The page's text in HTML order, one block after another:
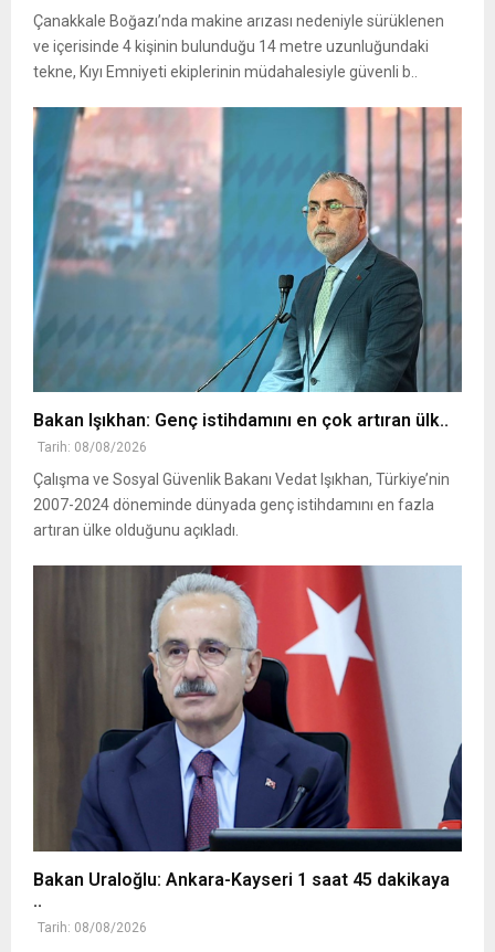
Çanakkale Boğazı’nda makine arızası nedeniyle sürüklenen
ve içerisinde 4 kişinin bulunduğu 14 metre uzunluğundaki
tekne, Kıyı Emniyeti ekiplerinin müdahalesiyle güvenli b..
Bakan Işıkhan: Genç istihdamını en çok artıran ülk..
Tarih: 08/08/2026
Çalışma ve Sosyal Güvenlik Bakanı Vedat Işıkhan, Türkiye’nin
2007-2024 döneminde dünyada genç istihdamını en fazla
artıran ülke olduğunu açıkladı.
Bakan Uraloğlu: Ankara-Kayseri 1 saat 45 dakikaya
..
Tarih: 08/08/2026